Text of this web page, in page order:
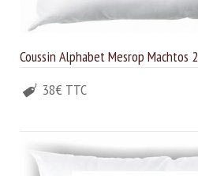
Coussin Alphabet Mesrop Machtos 2
38€ TTC